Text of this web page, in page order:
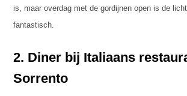
is, maar overdag met de gordijnen open is de
fantastisch.
2. Diner bij Italiaans
Sorrento